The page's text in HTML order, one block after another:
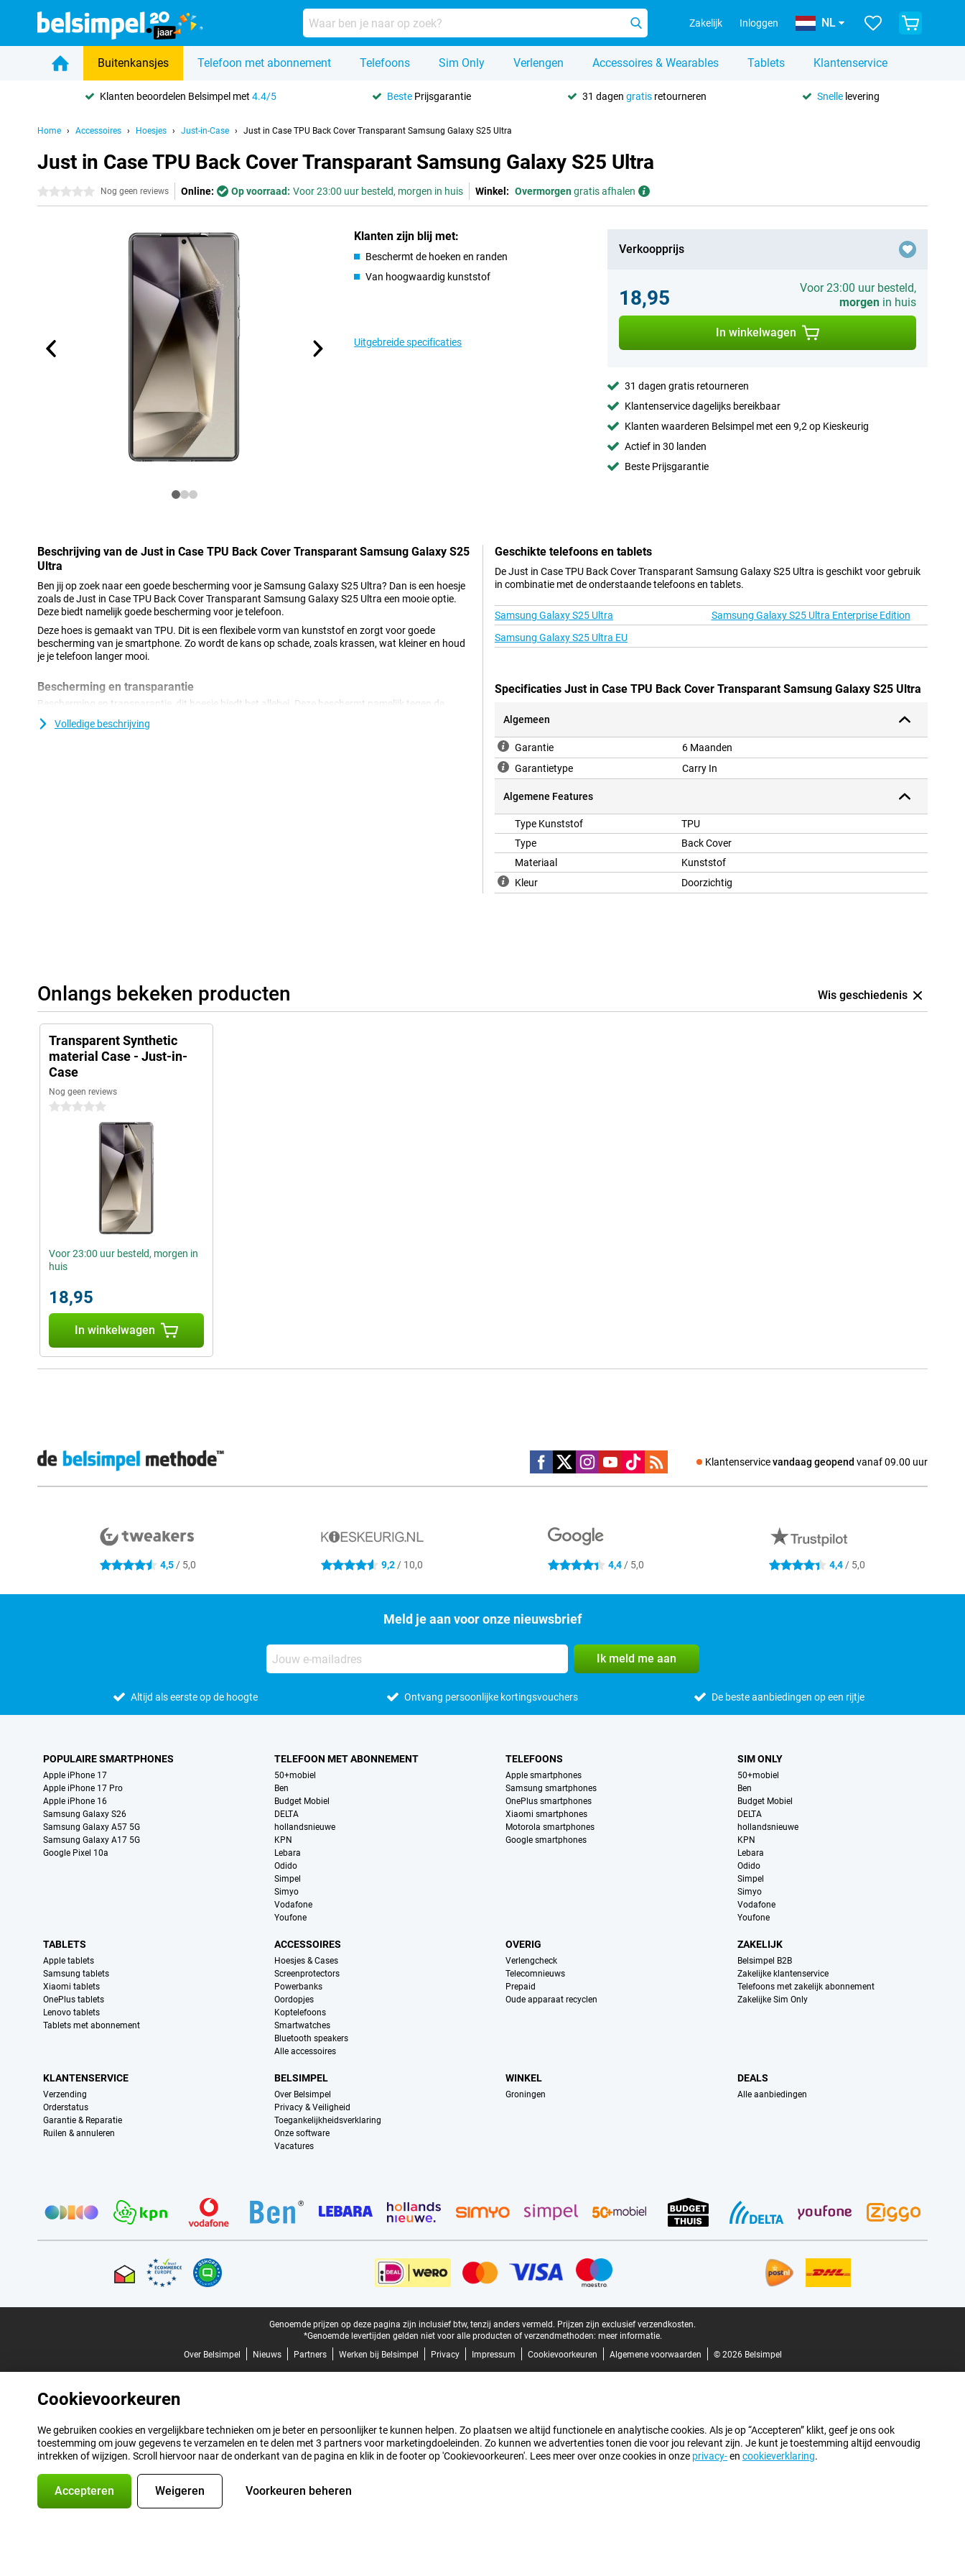
Zakelijk Inloggen NL
Buitenkansjes Telefoon met abonnement Telefoons Sim Only Verlengen Accessoires & Wearables Tablets Klantenservice
Klanten beoordelen Belsimpel met4.4/5 Beste Prijsgarantie 31 dagen gratisretourneren Snellelevering
Home Accessoires Hoesjes Just-in-Case Just in Case TPU Back Cover Transparant Samsung Galaxy S25 Ultra
Just in Case TPU Back Cover Transparant Samsung Galaxy S25 Ultra
0 sterren Nog geen reviews Online: Op voorraad: Voor 23:00 uur besteld, morgen in huis Winkel: Overmorgengratis afhalen
Klanten zijn blij met:
Beschermt de hoeken en randen
Van hoogwaardig kunststof
Uitgebreide specificaties
Verkoopprijs
18,95
Voor 23:00 uur besteld,
morgenin huis
In winkelwagen
31 dagen gratis retourneren
Klantenservice dagelijks bereikbaar
Klanten waarderen Belsimpel met een 9,2 op Kieskeurig
Actief in 30 landen
Beste Prijsgarantie
Beschrijving van de Just in Case TPU Back Cover Transparant Samsung Galaxy S25
Ultra
Ben jij op zoek naar een goede bescherming voor je Samsung Galaxy S25 Ultra? Dan is een hoesje
zoals de Just in Case TPU Back Cover Transparant Samsung Galaxy S25 Ultra een mooie optie.
Deze biedt namelijk goede bescherming voor je telefoon.
Deze hoes is gemaakt van TPU. Dit is een flexibele vorm van kunststof en zorgt voor goede
bescherming van je smartphone. Zo wordt de kans op schade, zoals krassen, wat kleiner en houd
je je telefoon langer mooi.
Bescherming en transparantie
Bescherming en transparantie, dit hoesje biedt het allebei. Deze beschermt namelijk tegen de
meest voorkomende schade. Vallen, stoten en krassen. Door dat de case doorzichtig is, kan je nog
steeds genieten van het design van je telefoon. Kunststof is een erg stevig materiaal, waardoor dit
Volledige beschrijving
Geschikte telefoons en tablets
De Just in Case TPU Back Cover Transparant Samsung Galaxy S25 Ultra is geschikt voor gebruik
in combinatie met de onderstaande telefoons en tablets.
Samsung Galaxy S25 Ultra
Samsung Galaxy S25 Ultra Enterprise Edition
Samsung Galaxy S25 Ultra EU
Specificaties Just in Case TPU Back Cover Transparant Samsung Galaxy S25 Ultra
Algemeen
Garantie
6 Maanden
Garantietype
Carry In
Algemene Features
Type Kunststof
TPU
Type
Back Cover
Materiaal
Kunststof
Kleur
Doorzichtig
Onlangs bekeken producten Wis geschiedenis
Transparent Synthetic
material Case - Just-in-
Case
Nog geen reviews
0 sterren
Voor 23:00 uur besteld, morgen in
huis
18,95
In winkelwagen
Klantenservicevandaag geopend vanaf 09.00 uur
Social media
4.5 sterren 4,5/ 5,0 4.6 sterren 9,2/ 10,0 4.4 sterren 4,4 / 5,0 4.4 sterren 4,4 / 5,0
Meld je aan voor onze nieuwsbrief
Ik meld me aan
Altijd als eerste op de hoogte Ontvang persoonlijke kortingsvouchers De beste aanbiedingen op een rijtje
POPULAIRE SMARTPHONES
Apple iPhone 17
Apple iPhone 17 Pro
Apple iPhone 16
Samsung Galaxy S26
Samsung Galaxy A57 5G
Samsung Galaxy A17 5G
Google Pixel 10a
TELEFOON MET ABONNEMENT
50+mobiel
Ben
Budget Mobiel
DELTA
hollandsnieuwe
KPN
Lebara
Odido
Simpel
Simyo
Vodafone
Youfone
TELEFOONS
Apple smartphones
Samsung smartphones
OnePlus smartphones
Xiaomi smartphones
Motorola smartphones
Google smartphones
SIM ONLY
50+mobiel
Ben
Budget Mobiel
DELTA
hollandsnieuwe
KPN
Lebara
Odido
Simpel
Simyo
Vodafone
Youfone
TABLETS
Apple tablets
Samsung tablets
Xiaomi tablets
OnePlus tablets
Lenovo tablets
Tablets met abonnement
ACCESSOIRES
Hoesjes & Cases
Screenprotectors
Powerbanks
Oordopjes
Koptelefoons
Smartwatches
Bluetooth speakers
Alle accessoires
OVERIG
Verlengcheck
Telecomnieuws
Prepaid
Oude apparaat recyclen
ZAKELIJK
Belsimpel B2B
Zakelijke klantenservice
Telefoons met zakelijk abonnement
Zakelijke Sim Only
KLANTENSERVICE
Verzending
Orderstatus
Garantie & Reparatie
Ruilen & annuleren
BELSIMPEL
Over Belsimpel
Privacy & Veiligheid
Toegankelijkheidsverklaring
Onze software
Vacatures
WINKEL
Groningen
DEALS
Alle aanbiedingen
Genoemde prijzen op deze pagina zijn inclusief btw, tenzij anders vermeld. Prijzen zijn exclusief verzendkosten.
*Genoemde levertijden gelden niet voor alle producten of verzendmethoden: meer informatie.
Over Belsimpel
Nieuws Partners Werken bij Belsimpel Privacy Impressum Cookievoorkeuren Algemene voorwaarden © 2026 Belsimpel
Cookievoorkeuren
We gebruiken cookies en vergelijkbare technieken om je beter en persoonlijker te kunnen helpen. Zo plaatsen we altijd functionele en analytische cookies. Als je op “Accepteren” klikt, geef je ons ook
toestemming om jouw gegevens te verzamelen en te delen met 3 partners voor marketingdoeleinden. Zo kunnen we advertenties tonen die voor jou relevant zijn. Je kunt je toestemming altijd eenvoudig
intrekken of wijzigen. Scroll hiervoor naar de onderkant van de pagina en klik in de footer op 'Cookievoorkeuren'. Lees meer over onze cookies in onze privacy-en cookieverklaring.
Accepteren Weigeren Voorkeuren beheren